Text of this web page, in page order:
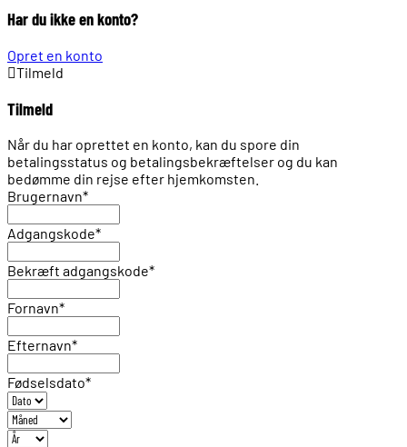
Har du ikke en konto?
Opret en konto
Tilmeld
Tilmeld
Når du har oprettet en konto, kan du spore din
betalingsstatus og betalingsbekræftelser og du kan
bedømme din rejse efter hjemkomsten.
Brugernavn*
Adgangskode*
Bekræft adgangskode*
Fornavn*
Efternavn*
Fødselsdato*